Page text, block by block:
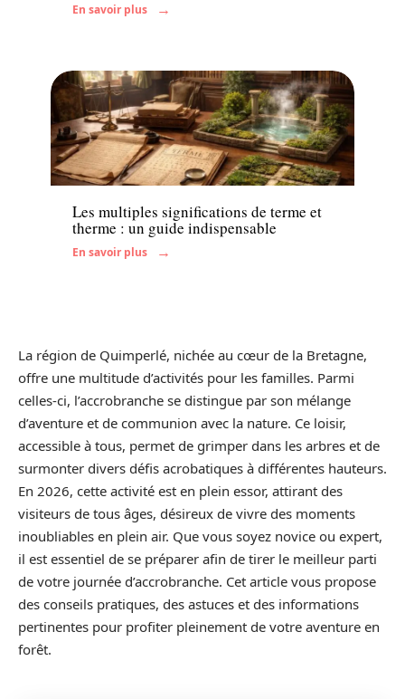
En savoir plus
Enfant
Les multiples significations de terme et
therme : un guide indispensable
En savoir plus
La région de Quimperlé, nichée au cœur de la Bretagne,
offre une multitude d’activités pour les familles. Parmi
celles-ci, l’accrobranche se distingue par son mélange
d’aventure et de communion avec la nature. Ce loisir,
accessible à tous, permet de grimper dans les arbres et de
surmonter divers défis acrobatiques à différentes hauteurs.
En 2026, cette activité est en plein essor, attirant des
visiteurs de tous âges, désireux de vivre des moments
inoubliables en plein air. Que vous soyez novice ou expert,
il est essentiel de se préparer afin de tirer le meilleur parti
de votre journée d’accrobranche. Cet article vous propose
des conseils pratiques, des astuces et des informations
pertinentes pour profiter pleinement de votre aventure en
forêt.